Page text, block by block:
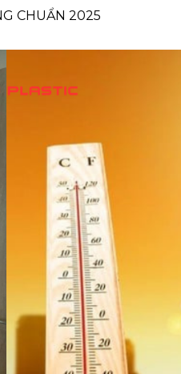
CHUẨN 2025